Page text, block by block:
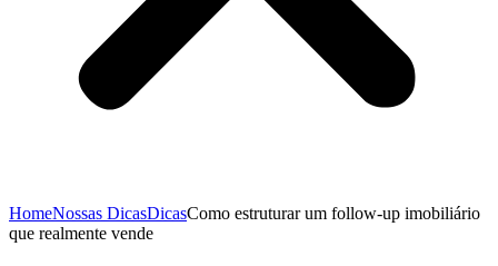
HomeNossas DicasDicasComo estruturar um follow-up imobiliário
que realmente vende